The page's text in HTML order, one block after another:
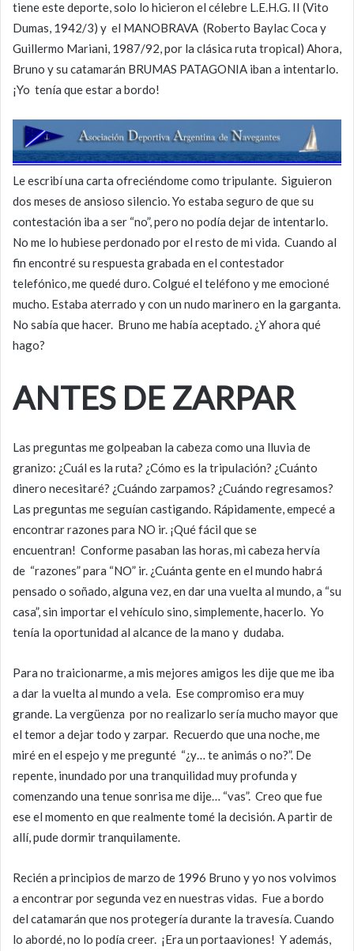
tiene este deporte, solo lo hicieron el célebre L.E.H.G. II (Vito
Dumas, 1942/3) y el MANOBRAVA (Roberto Baylac Coca y
Guillermo Mariani, 1987/92, por la clásica ruta tropical) Ahora,
Bruno y su catamarán BRUMAS PATAGONIA iban a intentarlo.
¡Yo tenía que estar a bordo!
Le escribí una carta ofreciéndome como tripulante. Siguieron
dos meses de ansioso silencio. Yo estaba seguro de que su
contestación iba a ser “no”, pero no podía dejar de intentarlo.
No me lo hubiese perdonado por el resto de mi vida. Cuando al
fin encontré su respuesta grabada en el contestador
telefónico, me quedé duro. Colgué el teléfono y me emocioné
mucho. Estaba aterrado y con un nudo marinero en la garganta.
No sabía que hacer. Bruno me había aceptado. ¿Y ahora qué
hago?
ANTES DE ZARPAR
Las preguntas me golpeaban la cabeza como una lluvia de
granizo: ¿Cuál es la ruta? ¿Cómo es la tripulación? ¿Cuánto
dinero necesitaré? ¿Cuándo zarpamos? ¿Cuándo regresamos?
Las preguntas me seguían castigando. Rápidamente, empecé a
encontrar razones para NO ir. ¡Qué fácil que se
encuentran! Conforme pasaban las horas, mi cabeza hervía
de “razones” para “NO” ir. ¿Cuánta gente en el mundo habrá
pensado o soñado, alguna vez, en dar una vuelta al mundo, a “su
casa”, sin importar el vehículo sino, simplemente, hacerlo. Yo
tenía la oportunidad al alcance de la mano y dudaba.
Para no traicionarme, a mis mejores amigos les dije que me iba
a dar la vuelta al mundo a vela. Ese compromiso era muy
grande. La vergüenza por no realizarlo sería mucho mayor que
el temor a dejar todo y zarpar. Recuerdo que una noche, me
miré en el espejo y me pregunté “¿y… te animás o no?”. De
repente, inundado por una tranquilidad muy profunda y
comenzando una tenue sonrisa me dije… “vas”. Creo que fue
ese el momento en que realmente tomé la decisión. A partir de
allí, pude dormir tranquilamente.
Recién a principios de marzo de 1996 Bruno y yo nos volvimos
a encontrar por segunda vez en nuestras vidas. Fue a bordo
del catamarán que nos protegería durante la travesía. Cuando
lo abordé, no lo podía creer. ¡Era un portaaviones! Y además,